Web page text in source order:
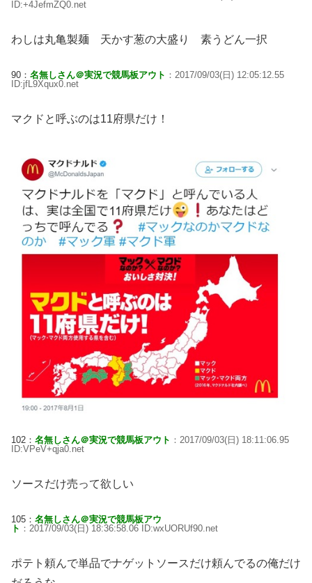
ID:+4JefmZQ0.net
わしは丸亀製麺 天かす葱の大盛り 素うどん一択
90： 名無しさん＠実況で競馬板アウト ：2017/09/03(日) 12:05:12.55
ID:jfL9Xqux0.net
マクドと呼ぶのは11府県だけ！
102： 名無しさん＠実況で競馬板アウト ：2017/09/03(日) 18:11:06.95
ID:VPeV+qja0.net
ソースだけ売って欲しい
105： 名無しさん＠実況で競馬板アウ
ト ：2017/09/03(日) 18:36:58.06 ID:wxUORUf90.net
ポテト頼んで単品でナゲットソースだけ頼んでるの俺だけ